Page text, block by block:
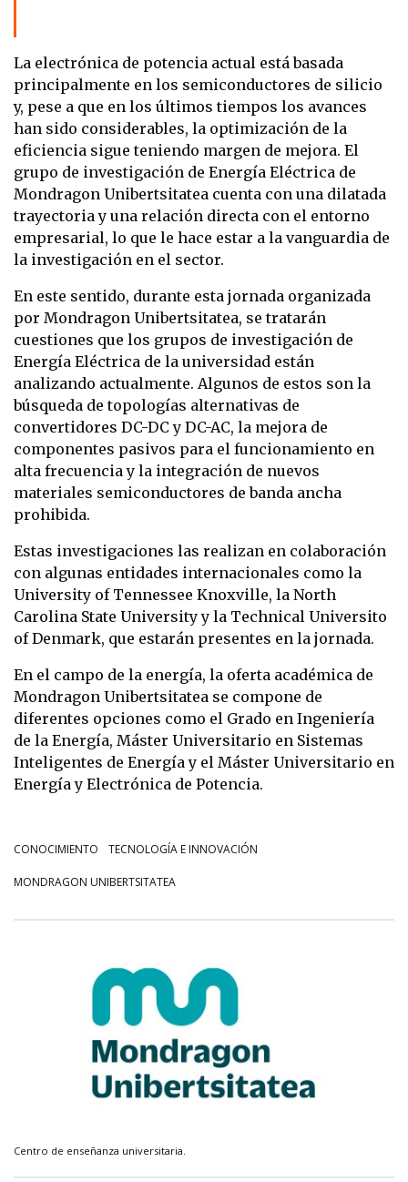
La electrónica de potencia actual está basada
principalmente en los semiconductores de silicio
y, pese a que en los últimos tiempos los avances
han sido considerables, la optimización de la
eficiencia sigue teniendo margen de mejora. El
grupo de investigación de Energía Eléctrica de
Mondragon Unibertsitatea cuenta con una dilatada
trayectoria y una relación directa con el entorno
empresarial, lo que le hace estar a la vanguardia de
la investigación en el sector.
En este sentido, durante esta jornada organizada
por Mondragon Unibertsitatea, se tratarán
cuestiones que los grupos de investigación de
Energía Eléctrica de la universidad están
analizando actualmente. Algunos de estos son la
búsqueda de topologías alternativas de
convertidores DC-DC y DC-AC, la mejora de
componentes pasivos para el funcionamiento en
alta frecuencia y la integración de nuevos
materiales semiconductores de banda ancha
prohibida.
Estas investigaciones las realizan en colaboración
con algunas entidades internacionales como la
University of Tennessee Knoxville, la North
Carolina State University y la Technical Universito
of Denmark, que estarán presentes en la jornada.
En el campo de la energía, la oferta académica de
Mondragon Unibertsitatea se compone de
diferentes opciones como el Grado en Ingeniería
de la Energía, Máster Universitario en Sistemas
Inteligentes de Energía y el Máster Universitario en
Energía y Electrónica de Potencia.
CONOCIMIENTO TECNOLOGÍA E INNOVACIÓN
MONDRAGON UNIBERTSITATEA
Centro de enseñanza universitaria.